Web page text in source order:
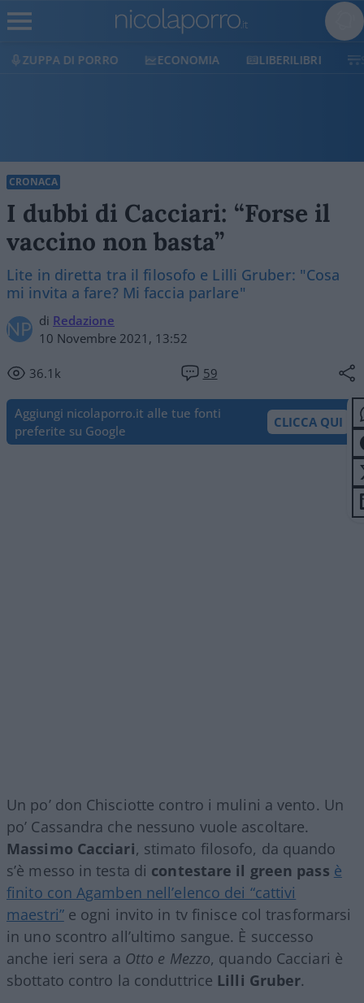
ECONOMIA LIBERILIBRI SHOP SOSTIENICI
CRONACA
I dubbi di Cacciari: “Forse il
vaccino non basta”
Lite in diretta tra il filosofo e Lilli Gruber: "Cosa
mi invita a fare? Mi faccia parlare"
di Redazione
10 Novembre 2021, 13:52
36.1k 59
Aggiungi nicolaporro.it alle tue fonti
preferite su Google
CLICCA QUI
Un po’ don Chisciotte contro i mulini a vento. Un
po’ Cassandra che nessuno vuole ascoltare.
Massimo Cacciari, stimato filosofo, da quando
s’è messo in testa di contestare il green pass è
finito con Agamben nell’elenco dei “cattivi
maestri”e ogni invito in tv finisce col trasformarsi
in uno scontro all’ultimo sangue. È successo
anche ieri sera a Otto e Mezzo, quando Cacciari è
sbottato contro la conduttrice Lilli Gruber.